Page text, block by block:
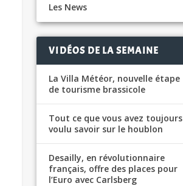
Les News
VIDÉOS DE LA SEMAINE
La Villa Météor, nouvelle étape
de tourisme brassicole
Tout ce que vous avez toujours
voulu savoir sur le houblon
Desailly, en révolutionnaire
français, offre des places pour
l’Euro avec Carlsberg